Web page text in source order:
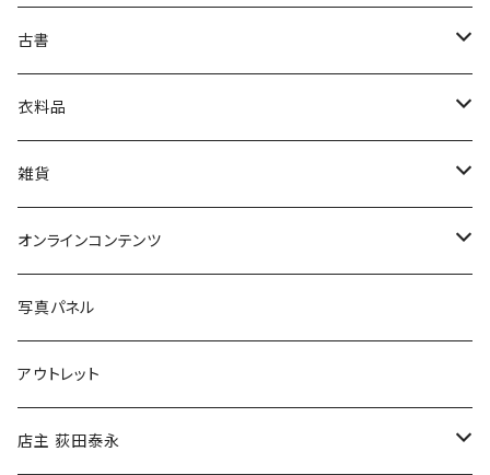
絵本・児童書
娯楽・エンターテインメント
古書
古書セット
美術
衣料品
POLEWARDS
Tシャツ
雑貨
バッグ
ブックカバー
マグカップ
傘
オンラインコンテンツ
冒険クロストーク
写真パネル
アウトレット
店主 荻田泰永